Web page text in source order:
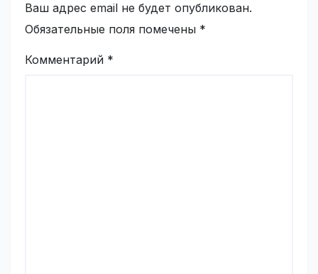
Ваш адрес email не будет опубликован.
Обязательные поля помечены *
Комментарий *